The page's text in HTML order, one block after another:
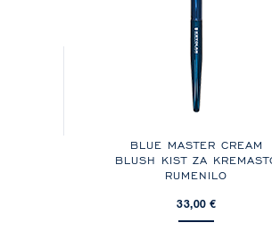
BLUE MASTER CREAM
BLUSH KIST ZA
RUMENILO
33,00 €